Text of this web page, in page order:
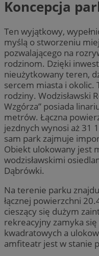
Koncepcja
Ten wyjątkowy,
myślą o stworzeniu
pozwalającego na
rodzinom. Dzięki
nieużytkowany teren,
sercem miasta i okolic.
rodziny. Wodzisławski
Wzgórza” posiada
metrów. Łączna
jezdnych wynosi aż 31
sam park zajmuje
Obiekt ulokowany jest
wodzisławskimi
Dąbrówki.
Na terenie parku
łącznej powierzchni
cieszący się dużym
rekreacyjny zamyka
kwadratowych a
amfiteatr jest w stanie